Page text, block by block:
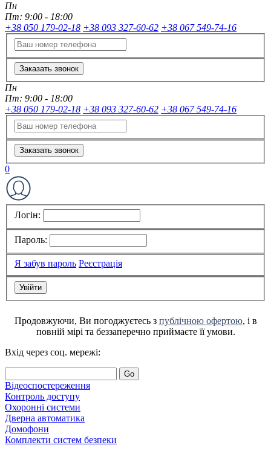
Пн
Пт: 9:00 - 18:00
+38 050 179-02-18 +38 093 327-60-62 +38 067 549-74-16
Заказать звонок
Пн
Пт: 9:00 - 18:00
+38 050 179-02-18 +38 093 327-60-62 +38 067 549-74-16
Заказать звонок
0
Логін:
Пароль:
Я забув пароль Реєстрація
Продовжуючи, Ви погоджуєтесь з публічною офертою, і в
повній мірі та беззаперечно приймаєте її умови.
Вхід через соц. мережі:
Go
Відеоспостереження
Контроль доступу
Охоронні системи
Дверна автоматика
Домофони
Комплекти систем безпеки